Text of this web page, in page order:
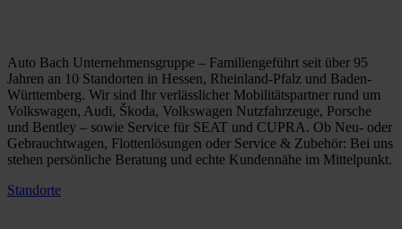
Auto Bach Unternehmensgruppe – Familiengeführt seit über 95
Jahren an 10 Standorten in Hessen, Rheinland-Pfalz und Baden-
Württemberg. Wir sind Ihr verlässlicher Mobilitätspartner rund um
Volkswagen, Audi, Škoda, Volkswagen Nutzfahrzeuge, Porsche
und Bentley – sowie Service für SEAT und CUPRA. Ob Neu- oder
Gebrauchtwagen, Flottenlösungen oder Service & Zubehör: Bei uns
stehen persönliche Beratung und echte Kundennähe im Mittelpunkt.
Standorte